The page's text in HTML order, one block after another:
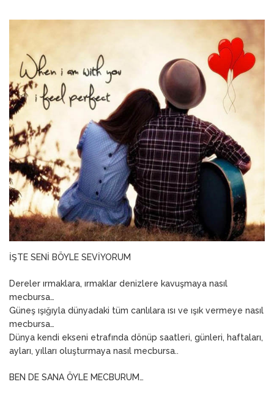
İŞTE SENİ BÖYLE SEVİYORUM
Dereler ırmaklara, ırmaklar denizlere kavuşmaya nasıl
mecbursa…
Güneş ışığıyla dünyadaki tüm canlılara ısı ve ışık vermeye nasıl
mecbursa…
Dünya kendi ekseni etrafında dönüp saatleri, günleri, haftaları,
ayları, yılları oluşturmaya nasıl mecbursa..
BEN DE SANA ÖYLE MECBURUM…